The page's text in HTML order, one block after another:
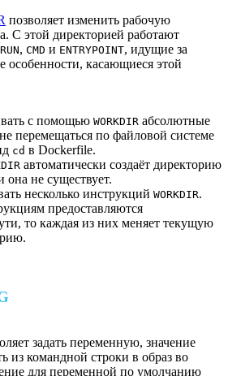
позволяет изменить рабочую
С этой директорией работают
RUN, CMD и ENTRYPOINT, идущие за
особенности, касающиеся этой
с помощью WORKDIR абсолютные
перемещаться по файловой системе
cd в Dockerfile.
автоматически создаёт директорию
она не существует.
несколько инструкций WORKDIR.
предоставляются
то каждая из них меняет текущую
задать переменную, значение
из командной строки в образ во
для переменной по умолчанию